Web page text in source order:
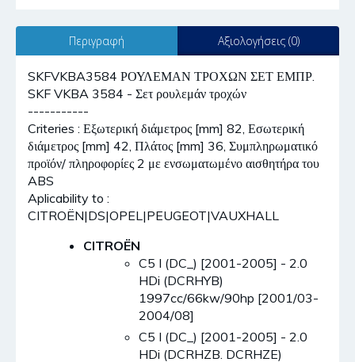
Περιγραφή Αξιολογήσεις (0)
SKFVKBA3584 ΡΟΥΛΕΜΑΝ ΤΡΟΧΩΝ ΣΕΤ ΕΜΠΡ.
SKF VKBA 3584 - Σετ ρουλεμάν τροχών
-----------
Criteries : Εξωτερική διάμετρος [mm] 82, Εσωτερική
διάμετρος [mm] 42, Πλάτος [mm] 36, Συμπληρωματικό
προϊόν/ πληροφορίες 2 με ενσωματωμένο αισθητήρα του
ABS
Aplicability to :
CITROËN|DS|OPEL|PEUGEOT|VAUXHALL
CITROËN
C5 I (DC_) [2001-2005] - 2.0
HDi (DCRHYB)
1997cc/66kw/90hp [2001/03-
2004/08]
C5 I (DC_) [2001-2005] - 2.0
HDi (DCRHZB. DCRHZE)